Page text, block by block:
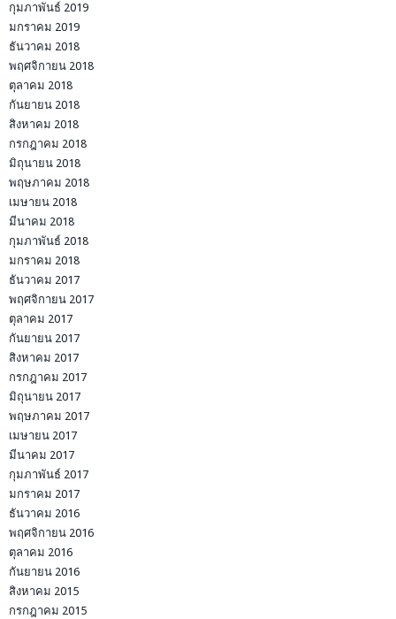
กุมภาพันธ์ 2019
มกราคม 2019
ธันวาคม 2018
พฤศจิกายน 2018
ตุลาคม 2018
กันยายน 2018
สิงหาคม 2018
กรกฎาคม 2018
มิถุนายน 2018
พฤษภาคม 2018
เมษายน 2018
มีนาคม 2018
กุมภาพันธ์ 2018
มกราคม 2018
ธันวาคม 2017
พฤศจิกายน 2017
ตุลาคม 2017
กันยายน 2017
สิงหาคม 2017
กรกฎาคม 2017
มิถุนายน 2017
พฤษภาคม 2017
เมษายน 2017
มีนาคม 2017
กุมภาพันธ์ 2017
มกราคม 2017
ธันวาคม 2016
พฤศจิกายน 2016
ตุลาคม 2016
กันยายน 2016
สิงหาคม 2015
กรกฎาคม 2015